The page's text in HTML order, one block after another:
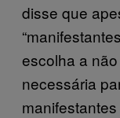
disse que
escolha a
necessária